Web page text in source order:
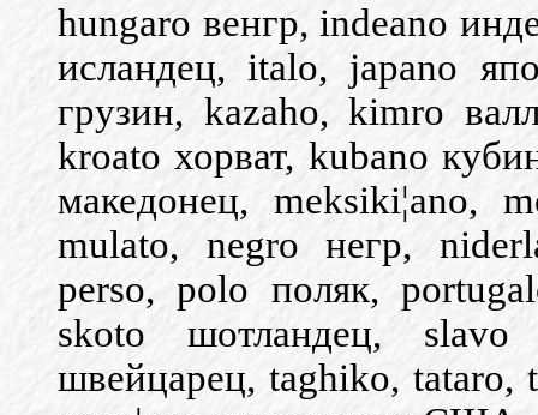
hungaro венгр, indeano
исландец, italo, japano
грузин, kazaho, kimro
kroato хорват, kubano
македонец, meksiki¦ano,
mulato, negro негр,
perso, polo поляк,
skoto шотландец,
швейцарец, taghiko, tataro,